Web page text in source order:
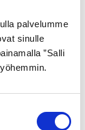
palvelumme
sinulle
”Salli
42-622
CRUISER